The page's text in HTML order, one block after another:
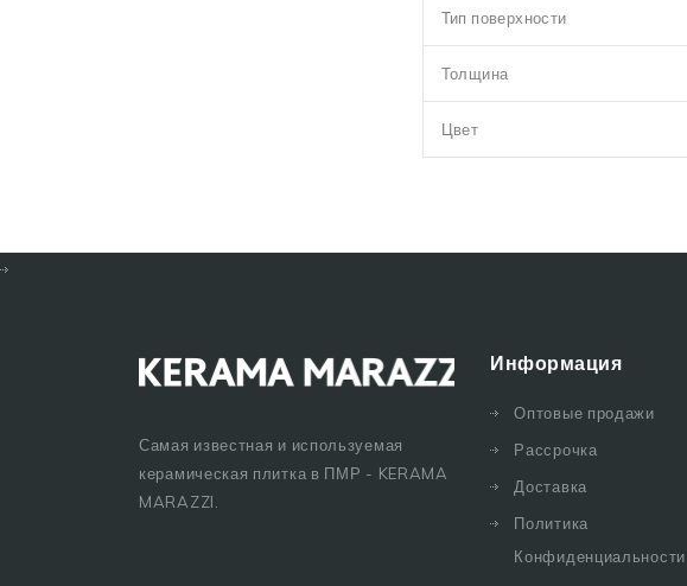
Тип поверхности
Толщина
Цвет
Самая известная и используемая
керамическая плитка в ПМР - KERAMA
MARAZZI.
Информация
Оптовые продажи
Рассрочка
Доставка
Политика
Конфиденциальности